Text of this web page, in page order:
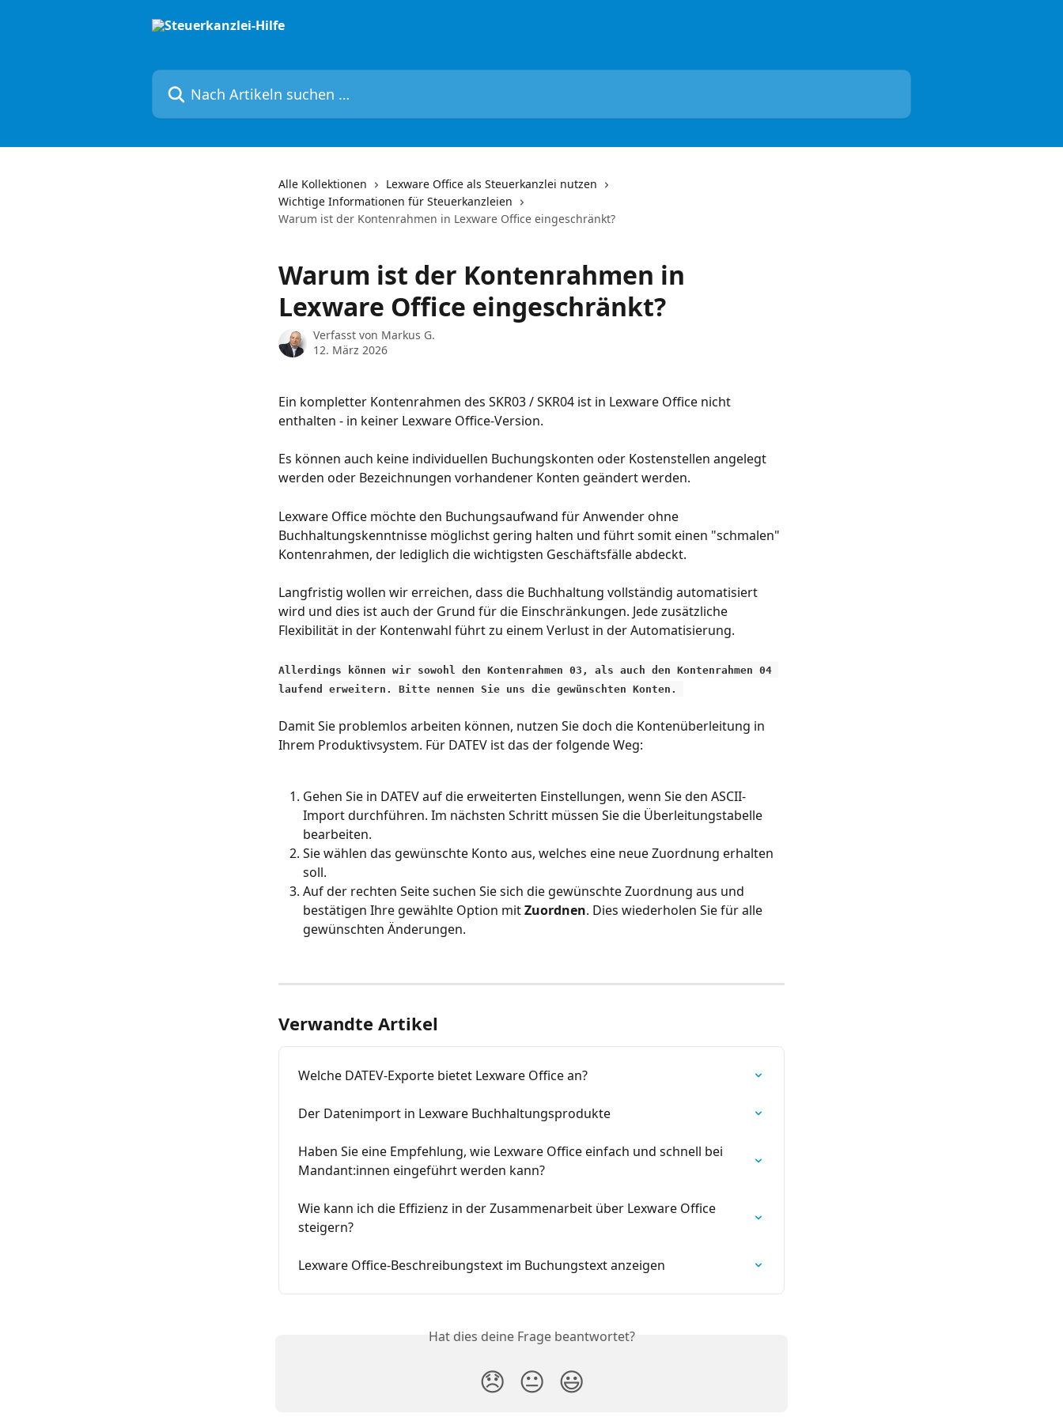
Nach Artikeln suchen …
Alle Kollektionen
Lexware Office als Steuerkanzlei nutzen
Wichtige Informationen für Steuerkanzleien
Warum ist der Kontenrahmen in Lexware Office eingeschränkt?
Warum ist der Kontenrahmen in
Lexware Office eingeschränkt?
Verfasst von Markus G.
12. März 2026
Ein kompletter Kontenrahmen des SKR03 / SKR04 ist in Lexware Office nicht
enthalten - in keiner Lexware Office-Version.
Es können auch keine individuellen Buchungskonten oder Kostenstellen angelegt
werden oder Bezeichnungen vorhandener Konten geändert werden.
Lexware Office möchte den Buchungsaufwand für Anwender ohne
Buchhaltungskenntnisse möglichst gering halten und führt somit einen "schmalen"
Kontenrahmen, der lediglich die wichtigsten Geschäftsfälle abdeckt.
Langfristig wollen wir erreichen, dass die Buchhaltung vollständig automatisiert
wird und dies ist auch der Grund für die Einschränkungen. Jede zusätzliche
Flexibilität in der Kontenwahl führt zu einem Verlust in der Automatisierung.
Allerdings können wir sowohl den Kontenrahmen 03, als auch den Kontenrahmen 04
laufend erweitern. Bitte nennen Sie uns die gewünschten Konten.
Damit Sie problemlos arbeiten können, nutzen Sie doch die Kontenüberleitung in
Ihrem Produktivsystem. Für DATEV ist das der folgende Weg:
Gehen Sie in DATEV auf die erweiterten Einstellungen, wenn Sie den ASCII-
Import durchführen. Im nächsten Schritt müssen Sie die Überleitungstabelle
bearbeiten.
Sie wählen das gewünschte Konto aus, welches eine neue Zuordnung erhalten
soll.
Auf der rechten Seite suchen Sie sich die gewünschte Zuordnung aus und
bestätigen Ihre gewählte Option mit Zuordnen. Dies wiederholen Sie für alle
gewünschten Änderungen.
Verwandte Artikel
Welche DATEV-Exporte bietet Lexware Office an?
Der Datenimport in Lexware Buchhaltungsprodukte
Haben Sie eine Empfehlung, wie Lexware Office einfach und schnell bei
Mandant:innen eingeführt werden kann?
Wie kann ich die Effizienz in der Zusammenarbeit über Lexware Office
steigern?
Lexware Office-Beschreibungstext im Buchungstext anzeigen
Hat dies deine Frage beantwortet?
😞 😐 😃